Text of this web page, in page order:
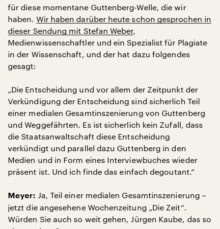
für diese momentane Guttenberg-Welle, die wir
haben. Wir haben darüber heute schon gesprochen in
dieser Sendung mit Stefan Weber,
Medienwissenschaftler und ein Spezialist für Plagiate
in der Wissenschaft, und der hat dazu folgendes
gesagt:
„Die Entscheidung und vor allem der Zeitpunkt der
Verkündigung der Entscheidung sind sicherlich Teil
einer medialen Gesamtinszenierung von Guttenberg
und Weggefährten. Es ist sicherlich kein Zufall, dass
die Staatsanwaltschaft diese Entscheidung
verkündigt und parallel dazu Guttenberg in den
Medien und in Form eines Interviewbuches wieder
präsent ist. Und ich finde das einfach degoutant.“
Meyer: Ja, Teil einer medialen Gesamtinszenierung –
jetzt die angesehene Wochenzeitung „Die Zeit“.
Würden Sie auch so weit gehen, Jürgen Kaube, das so